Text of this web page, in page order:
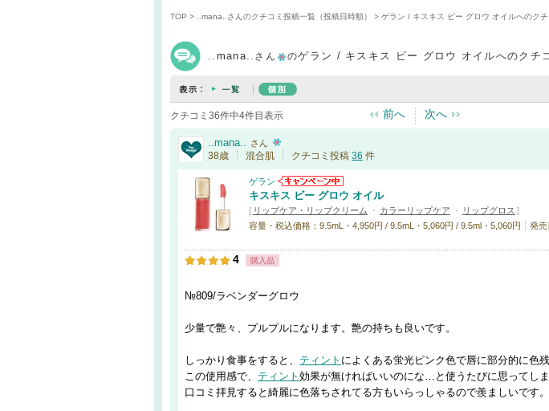
TOP > ..mana..さんのクチコミ投稿一覧（投稿日時順） > ゲラン / キスキス ビー グロウ オイルへのクチ
..mana.. さん のゲラン / キスキス ビー グロウ オイルへのクチ
クチコミ36件中4件目表示 前へ 次へ
..mana.. さん
38歳 混合肌 クチコミ投稿 36 件
ゲラン
キスキス ビー グロウ オイル
[ リップケア・リップクリーム ・ カラーリップケア ・ リップグロス ]
容量・税込価格：9.5mL・4,950円 / 9.5mL・5,060円 / 9.5ml・5,060円
発売
4 購入品
№809/ラベンダーグロウ
少量で艶々、プルプルになります。艶の持ちも良いです。
しっかり食事をすると、 ティント によくある蛍光ピンク色で唇に部分的に色残
この使用感で、 ティント 効果が無ければいいのにな…と使うたびに思ってしま
口コミ拝見すると綺麗に色落ちされてる方もいらっしゃるので羨ましいです。